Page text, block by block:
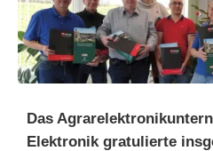
Das
Elektronik gratulierte